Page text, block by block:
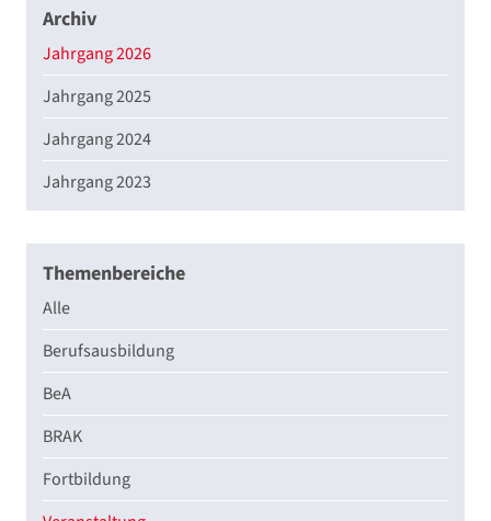
Archiv
Jahrgang 2026
Jahrgang 2025
Jahrgang 2024
Jahrgang 2023
Themenbereiche
Alle
Berufsausbildung
BeA
BRAK
Fortbildung